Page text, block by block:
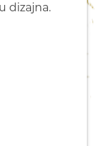
dizajna.